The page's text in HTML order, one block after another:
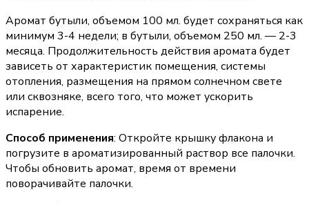
Аромат бутыли, объемом 100 мл. будет сохраняться как
минимум 3-4 недели; в бутыли, объемом 250 мл. — 2-3
месяца. Продолжительность действия аромата будет
зависеть от характеристик помещения, системы
отопления, размещения на прямом солнечном свете
или сквозняке, всего того, что может ускорить
испарение.
Способ применения: Откройте крышку флакона и
погрузите в ароматизированный раствор все палочки.
Чтобы обновить аромат, время от времени
поворачивайте палочки.